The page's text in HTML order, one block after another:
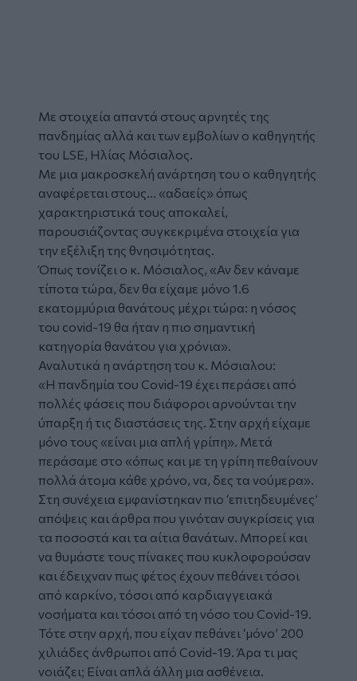
Με στοιχεία απαντά στους αρνητές της
πανδημίας αλλά και των εμβολίων ο καθηγητής
του LSE, Ηλίας Μόσιαλος.
Με μια μακροσκελή ανάρτηση του ο καθηγητής
αναφέρεται στους... «αδαείς» όπως
χαρακτηριστικά τους αποκαλεί,
παρουσιάζοντας συγκεκριμένα στοιχεία για
την εξέλιξη της θνησιμότητας.
Όπως τονίζει ο κ. Μόσιαλος, «Αν δεν κάναμε
τίποτα τώρα, δεν θα είχαμε μόνο 1.6
εκατομμύρια θανάτους μέχρι τώρα: η νόσος
του covid-19 θα ήταν η πιο σημαντική
κατηγορία θανάτου για χρόνια».
Αναλυτικά η ανάρτηση του κ. Μόσιαλου:
«Η πανδημία του Covid-19 έχει περάσει από
πολλές φάσεις που διάφοροι αρνούνται την
ύπαρξη ή τις διαστάσεις της. Στην αρχή είχαμε
μόνο τους «είναι μια απλή γρίπη». Μετά
περάσαμε στο «όπως και με τη γρίπη πεθαίνουν
πολλά άτομα κάθε χρόνο, να, δες τα νούμερα».
Στη συνέχεια εμφανίστηκαν πιο ‘επιτηδευμένες’
απόψεις και άρθρα που γινόταν συγκρίσεις για
τα ποσοστά και τα αίτια θανάτων. Μπορεί και
να θυμάστε τους πίνακες που κυκλοφορούσαν
και έδειχναν πως φέτος έχουν πεθάνει τόσοι
από καρκίνο, τόσοι από καρδιαγγειακά
νοσήματα και τόσοι από τη νόσο του Covid-19.
Τότε στην αρχή, που είχαν πεθάνει ‘μόνο’ 200
χιλιάδες άνθρωποι από Covid-19. Άρα τι μας
νοιάζει; Είναι απλά άλλη μια ασθένεια.